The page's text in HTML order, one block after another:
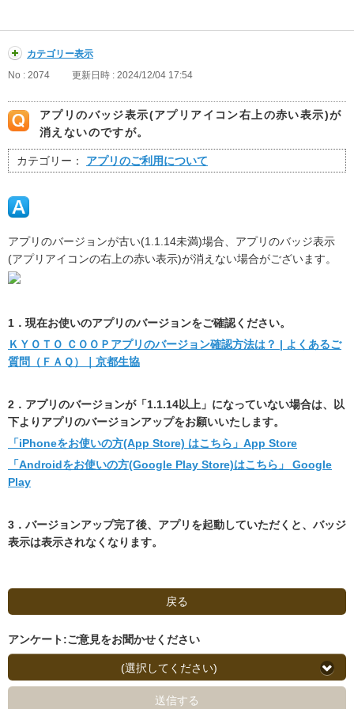
カテゴリー表示
No : 2074
更新日時 : 2024/12/04 17:54
アプリのバッジ表示(アプリアイコン右上の赤い表示)が
消えないのですが。
カテゴリー： アプリのご利用について
アプリのバージョンが古い(1.1.14未満)場合、アプリのバッジ表示
(アプリアイコンの右上の赤い表示)が消えない場合がございます。
1．現在お使いのアプリのバージョンをご確認ください。
ＫＹＯＴＯ ＣＯＯＰアプリのバージョン確認方法は？ | よくあるご
質問（ＦＡＱ）｜京都生協
2．アプリのバージョンが「1.1.14以上」になっていない場合は、以
下よりアプリのバージョンアップをお願いいたします。
「iPhoneをお使いの方(App Store) はこちら」App Store
「Androidをお使いの方(Google Play Store)はこちら」 Google
Play
3．バージョンアップ完了後、アプリを起動していただくと、バッジ
表示は表示されなくなります。
戻る
アンケート:ご意見をお聞かせください
(選択してください)
送信する